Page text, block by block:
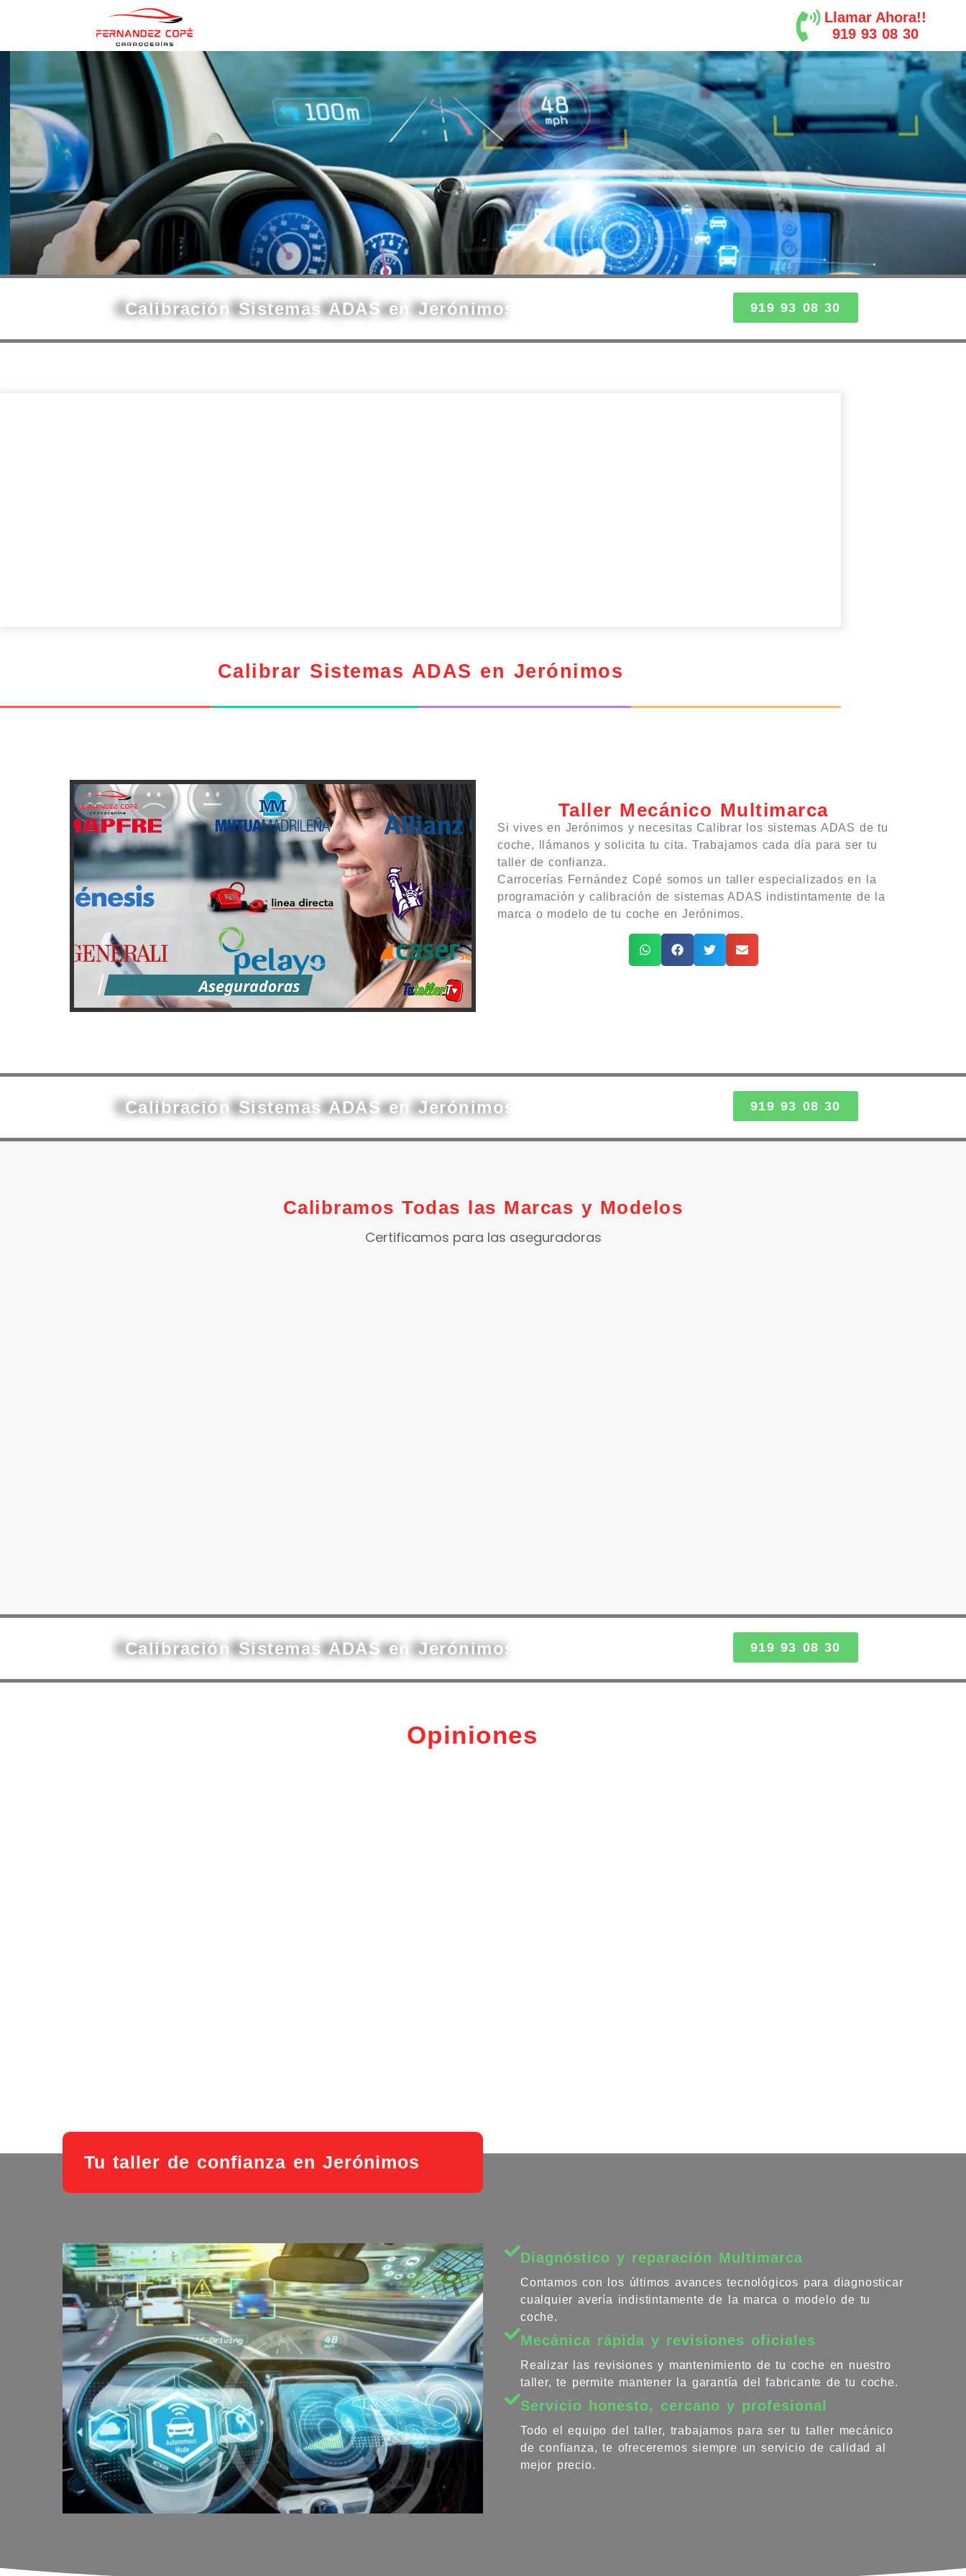
Llamar Ahora!!
919 93 08 30
Calibración Sistemas ADAS en Jerónimos 919 93 08 30
Calibrar Sistemas ADAS en Jerónimos
Taller Mecánico Multimarca
Si vives en Jerónimos y necesitas Calibrar los sistemas ADAS de tu
coche, llámanos y solicita tu cita. Trabajamos cada día para ser tu
taller de confianza.
Carrocerías Fernández Copé somos un taller especializados en la
programación y calibración de sistemas ADAS indistintamente de la
marca o modelo de tu coche en Jerónimos.
Calibración Sistemas ADAS en Jerónimos 919 93 08 30
Calibramos Todas las Marcas y Modelos
Certificamos para las aseguradoras
Calibración Sistemas ADAS en Jerónimos 919 93 08 30
Opiniones
Tu taller de confianza en Jerónimos
Diagnóstico y reparación Multimarca
Contamos con los últimos avances tecnológicos para diagnosticar
cualquier avería indistintamente de la marca o modelo de tu
coche.
Mecánica rápida y revisiones oficiales
Realizar las revisiones y mantenimiento de tu coche en nuestro
taller, te permite mantener la garantía del fabricante de tu coche.
Servicio honesto, cercano y profesional
Todo el equipo del taller, trabajamos para ser tu taller mecánico
de confianza, te ofreceremos siempre un servicio de calidad al
mejor precio.